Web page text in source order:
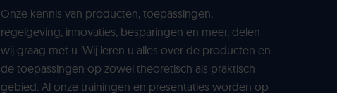
Onze kennis van producten, toepassingen,
regelgeving, innovaties, besparingen en meer, delen
wij graag met u. Wij leren u alles over de producten en
de toepassingen op zowel theoretisch als praktisch
gebied. Al onze trainingen en presentaties worden op